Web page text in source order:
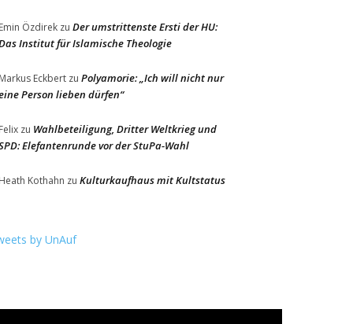
Emin Özdirek zu Der umstrittenste Ersti der HU:
Institut für Islamische Theologie
Markus Eckbert zu Polyamorie: „Ich will nicht nur
Person lieben dürfen“
Felix zu Wahlbeteiligung, Dritter Weltkrieg und
Elefantenrunde vor der StuPa-Wahl
Heath Kothahn zu Kulturkaufhaus mit Kultstatus
by UnAuf